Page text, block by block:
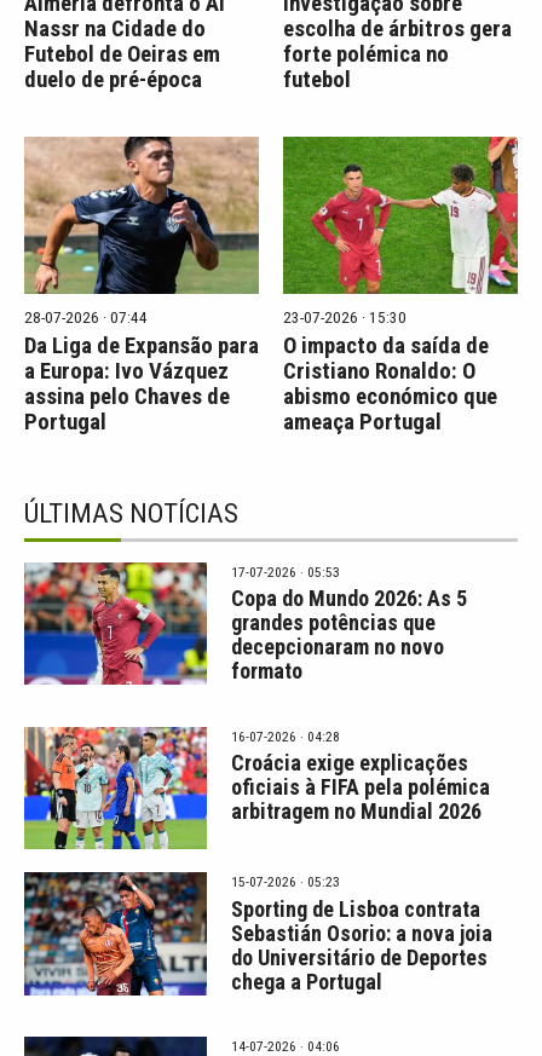
Nassr na Cidade do
Futebol de Oeiras em
duelo de pré-época
escolha de árbitros gera
forte polémica no
futebol
28-07-2026 · 07:44
Da Liga de Expansão para
a Europa: Ivo Vázquez
assina pelo Chaves de
Portugal
23-07-2026 · 15:30
O impacto da saída de
Cristiano Ronaldo: O
abismo económico que
ameaça Portugal
ÚLTIMAS NOTÍCIAS
17-07-2026 · 05:53
Copa do Mundo 2026: As 5
grandes potências que
decepcionaram no novo
formato
16-07-2026 · 04:28
Croácia exige explicações
oficiais à FIFA pela polémica
arbitragem no Mundial 2026
15-07-2026 · 05:23
Sporting de Lisboa contrata
Sebastián Osorio: a nova joia
do Universitário de Deportes
chega a Portugal
14-07-2026 · 04:06